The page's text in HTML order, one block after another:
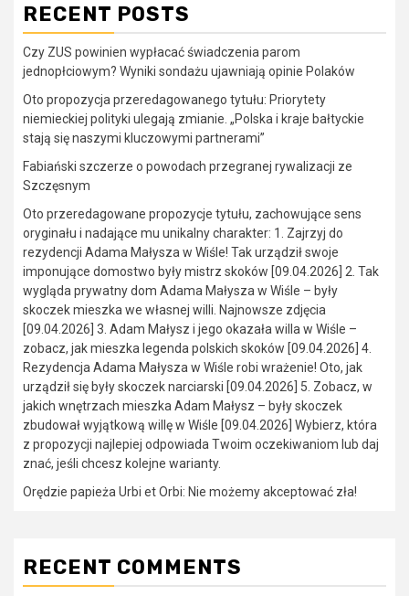
RECENT POSTS
Czy ZUS powinien wypłacać świadczenia parom
jednopłciowym? Wyniki sondażu ujawniają opinie Polaków
Oto propozycja przeredagowanego tytułu: Priorytety
niemieckiej polityki ulegają zmianie. „Polska i kraje bałtyckie
stają się naszymi kluczowymi partnerami”
Fabiański szczerze o powodach przegranej rywalizacji ze
Szczęsnym
Oto przeredagowane propozycje tytułu, zachowujące sens
oryginału i nadające mu unikalny charakter: 1. Zajrzyj do
rezydencji Adama Małysza w Wiśle! Tak urządził swoje
imponujące domostwo były mistrz skoków [09.04.2026] 2. Tak
wygląda prywatny dom Adama Małysza w Wiśle – były
skoczek mieszka we własnej willi. Najnowsze zdjęcia
[09.04.2026] 3. Adam Małysz i jego okazała willa w Wiśle –
zobacz, jak mieszka legenda polskich skoków [09.04.2026] 4.
Rezydencja Adama Małysza w Wiśle robi wrażenie! Oto, jak
urządził się były skoczek narciarski [09.04.2026] 5. Zobacz, w
jakich wnętrzach mieszka Adam Małysz – były skoczek
zbudował wyjątkową willę w Wiśle [09.04.2026] Wybierz, która
z propozycji najlepiej odpowiada Twoim oczekiwaniom lub daj
znać, jeśli chcesz kolejne warianty.
Orędzie papieża Urbi et Orbi: Nie możemy akceptować zła!
RECENT COMMENTS